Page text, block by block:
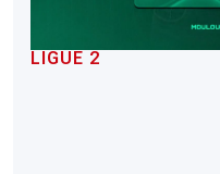
LIGUE 2